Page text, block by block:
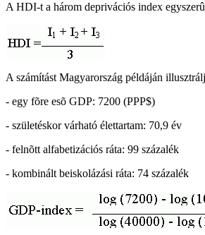
A HDI-t a három deprivációs index
A számítást Magyarország példáján
- egy fõre esõ GDP: 7200 (PPP$)
- születéskor várható élettartam: 70,9 év
- felnõtt alfabetizációs ráta: 99 százalék
- kombinált beiskolázási ráta: 74 százalék